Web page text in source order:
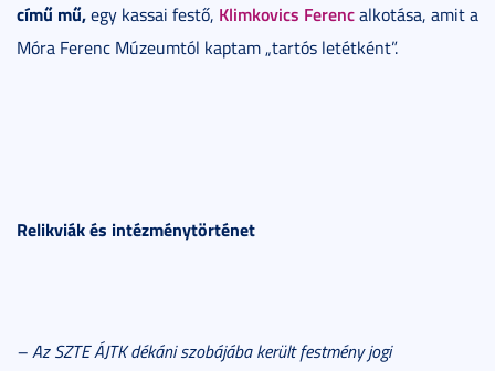
című mű,egy kassai festő, Klimkovics Ferencalkotása, amit a
Móra Ferenc Múzeumtól kaptam „tartós letétként”.
Relikviák és intézménytörténet
– Az SZTE ÁJTK dékáni szobájába került festmény jogi